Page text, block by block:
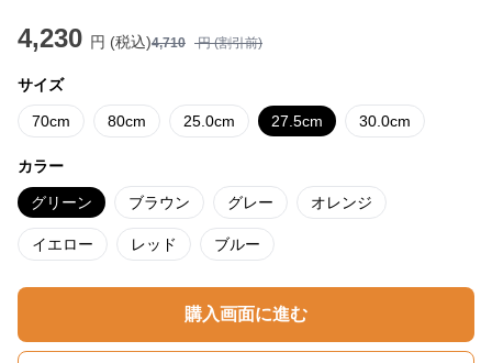
4,230 円 (税込)4,710 円 (割引前)
サイズ
70cm 80cm 25.0cm 27.5cm 30.0cm
カラー
グリーン ブラウン グレー オレンジ
イエロー レッド ブルー
購入画面に進む